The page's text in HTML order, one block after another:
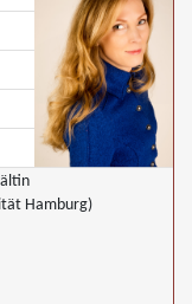
Hamburg)